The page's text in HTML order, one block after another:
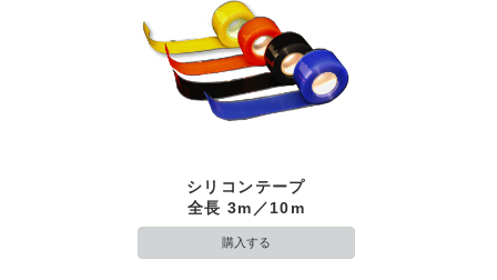
シリコンテープ
全長 3m／10m
購入する